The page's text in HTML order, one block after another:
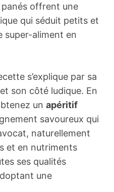
panés offrent une
qui séduit petits et
super-aliment en
s’explique par sa
son côté ludique. En
un apéritif
savoureux qui
naturellement
et en nutriments
ses qualités
une